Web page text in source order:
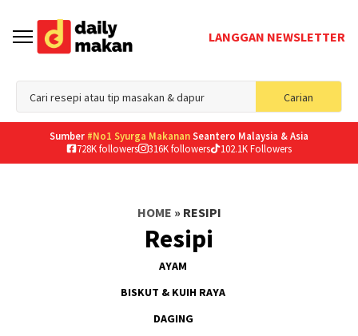
LANGGAN NEWSLETTER
Carian
for:
Sumber #No1 Syurga MakananSeantero Malaysia & Asia
728K followers
316K followers 102.1K Followers
HOME » RESIPI
Resipi
AYAM
BISKUT & KUIH RAYA
DAGING